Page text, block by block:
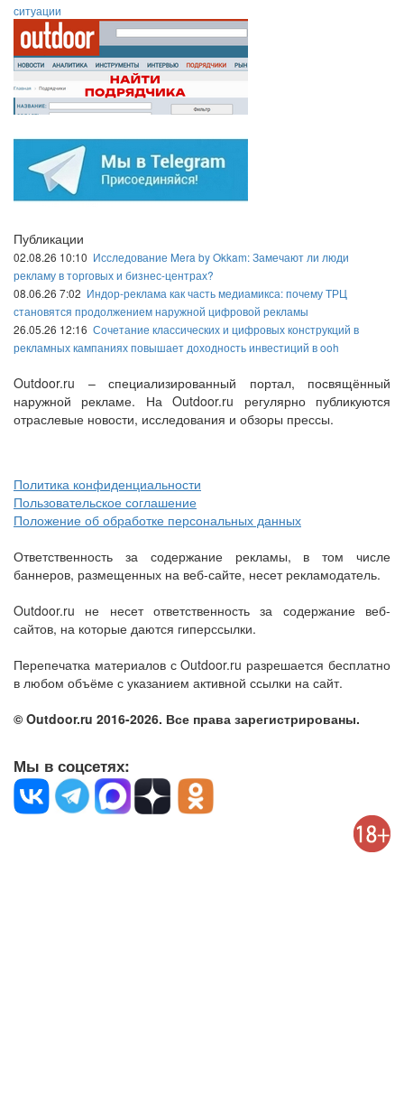
ситуации
Публикации
02.08.26 10:10 Исследование Mera by Okkam: Замечают ли люди
рекламу в торговых и бизнес-центрах?
08.06.26 7:02 Индор-реклама как часть медиамикса: почему ТРЦ
становятся продолжением наружной цифровой рекламы
26.05.26 12:16 Сочетание классических и цифровых конструкций в
рекламных кампаниях повышает доходность инвестиций в ooh
Outdoor.ru – специализированный портал, посвящённый
наружной рекламе. На Outdoor.ru регулярно публикуются
отраслевые новости, исследования и обзоры прессы.
Политика конфиденциальности
Пользовательское соглашение
Положение об обработке персональных данных
Ответственность за содержание рекламы, в том числе
баннеров, размещенных на веб-сайте, несет рекламодатель.
Outdoor.ru не несет ответственность за содержание веб-
сайтов, на которые даются гиперссылки.
Перепечатка материалов с Outdoor.ru разрешается бесплатно
в любом объёме с указанием активной ссылки на сайт.
© Outdoor.ru 2016-2026. Все права зарегистрированы.
Мы в соцсетях: